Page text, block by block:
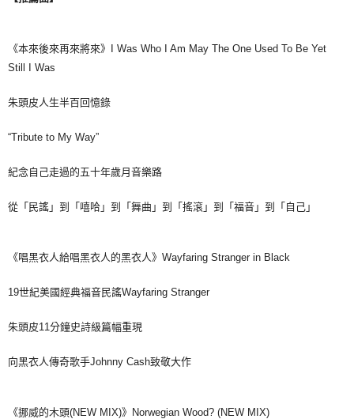
《本來後來再來將來》I Was Who I Am May The One Used To Be Yet
Still I Was
朱頭皮人生半百回憶錄
“Tribute to My Way”
紀念自己走過的五十年歲月音樂路
從「民謠」到「嘻哈」到「舞曲」到「搖滾」到「福音」到「自己」
《唱黑衣人給唱黑衣人的黑衣人》Wayfaring Stranger in Black
19世紀美國經典福音民謠Wayfaring Stranger
朱頭皮11分鐘史詩級篇幅重現
向黑衣人傳奇歌手Johnny Cash致敬大作
《挪威的木頭(NEW MIX)》Norwegian Wood? (NEW MIX)